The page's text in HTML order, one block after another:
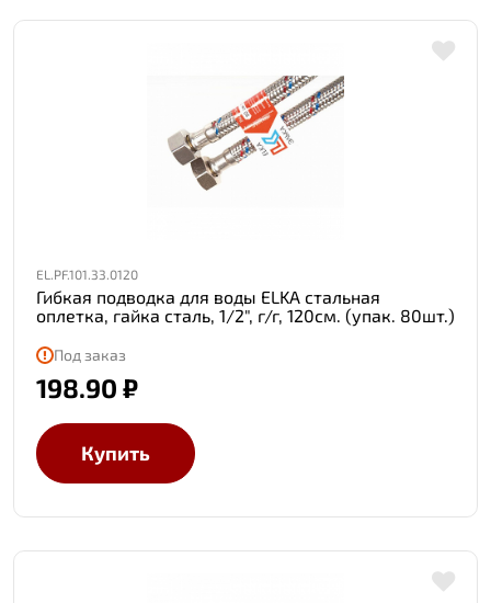
EL.PF.101.33.0120
Гибкая подводка для воды ELKA стальная
оплетка, гайка сталь, 1/2", г/г, 120см. (упак. 80шт.)
Под заказ
198.90 ₽
Купить